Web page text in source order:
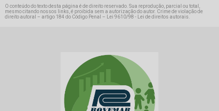
O conteúdo do texto desta página é de direito reservado. Sua reprodução, parcial ou total,
mesmo citando nossos links, é proibida sem a autorização do autor. Crime de violação de
direito autoral – artigo 184 do Código Penal –
Lei 9610/98 - Lei de direitos autorais